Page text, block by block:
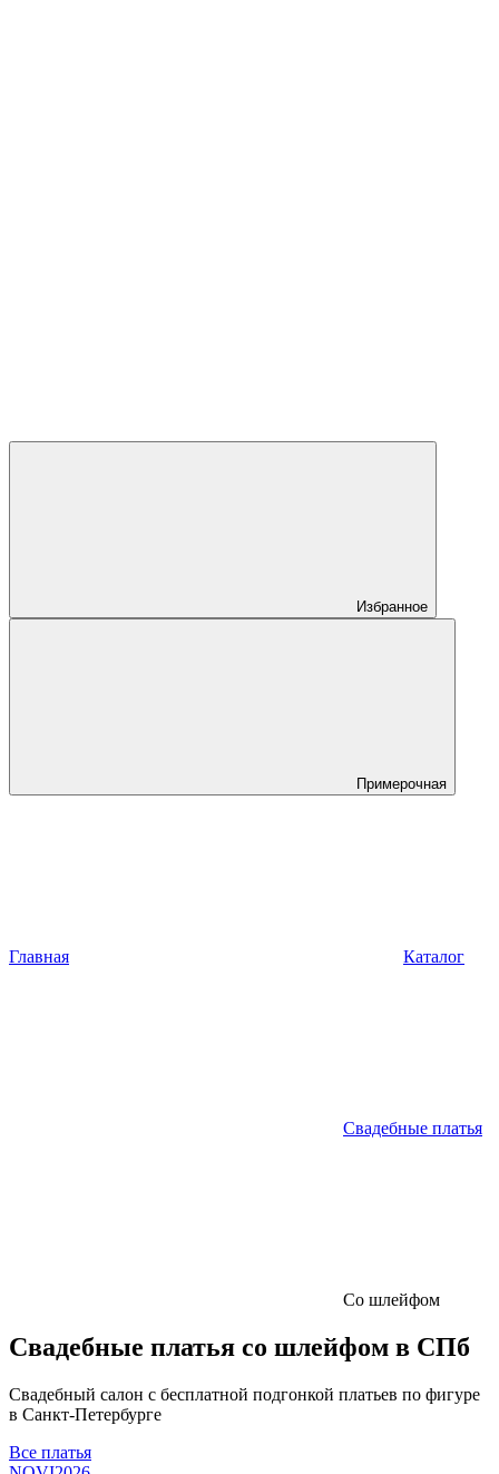
Избранное
Примерочная
Главная Каталог
Свадебные платья
Со шлейфом
Свадебные платья со шлейфом в СПб
Свадебный салон с бесплатной подгонкой платьев по фигуре
в Санкт-Петербурге
Все платья